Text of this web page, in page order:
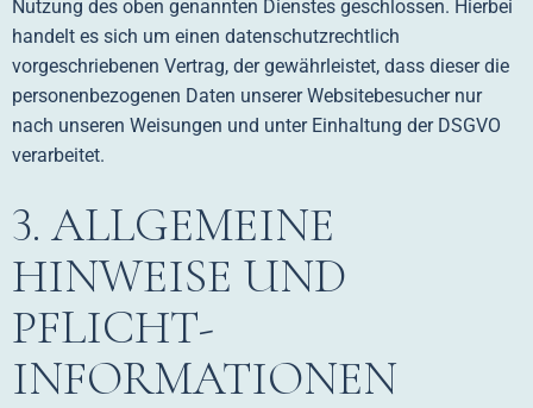
Nutzung des oben genannten Dienstes geschlossen. Hierbei
handelt es sich um einen datenschutzrechtlich
vorgeschriebenen Vertrag, der gewährleistet, dass dieser die
personenbezogenen Daten unserer Websitebesucher nur
nach unseren Weisungen und unter Einhaltung der DSGVO
verarbeitet.
3. ALLGEMEINE
HINWEISE UND
PFLICHT­
INFORMATIONEN